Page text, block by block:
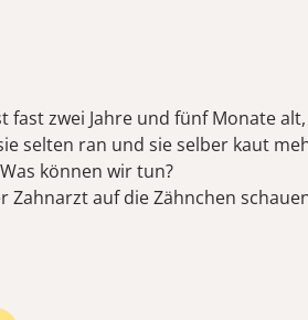
fast zwei Jahre und fünf Monate
selten ran und sie selber kaut
können wir tun?
Zahnarzt auf die Zähnchen